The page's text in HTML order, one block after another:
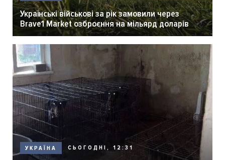
Українські військові за рік замовили через
Brave1 Market озброєння на мільярд доларів
УКРАЇНА СЬОГОДНІ, 12:31